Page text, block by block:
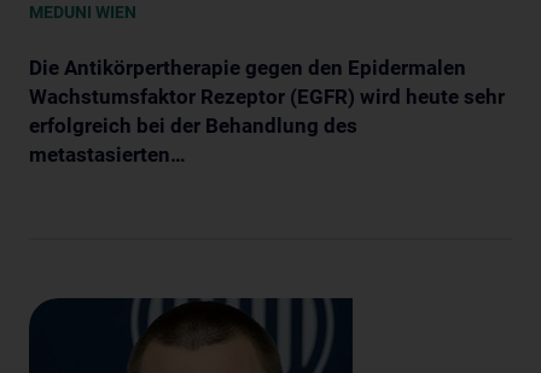
MEDUNI WIEN
Die Antikörpertherapie gegen den Epidermalen
Wachstumsfaktor Rezeptor (EGFR) wird heute sehr
erfolgreich bei der Behandlung des
metastasierten…